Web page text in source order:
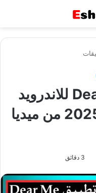
تحميل تطبيق Dear Me للاندرويد
وللايفون اخر اصدار 2025 من ميديا